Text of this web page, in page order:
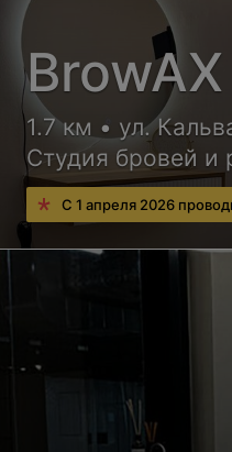
BrowAX
1.7 км • ул.
Студия бровей и
С 1 апреля 2026